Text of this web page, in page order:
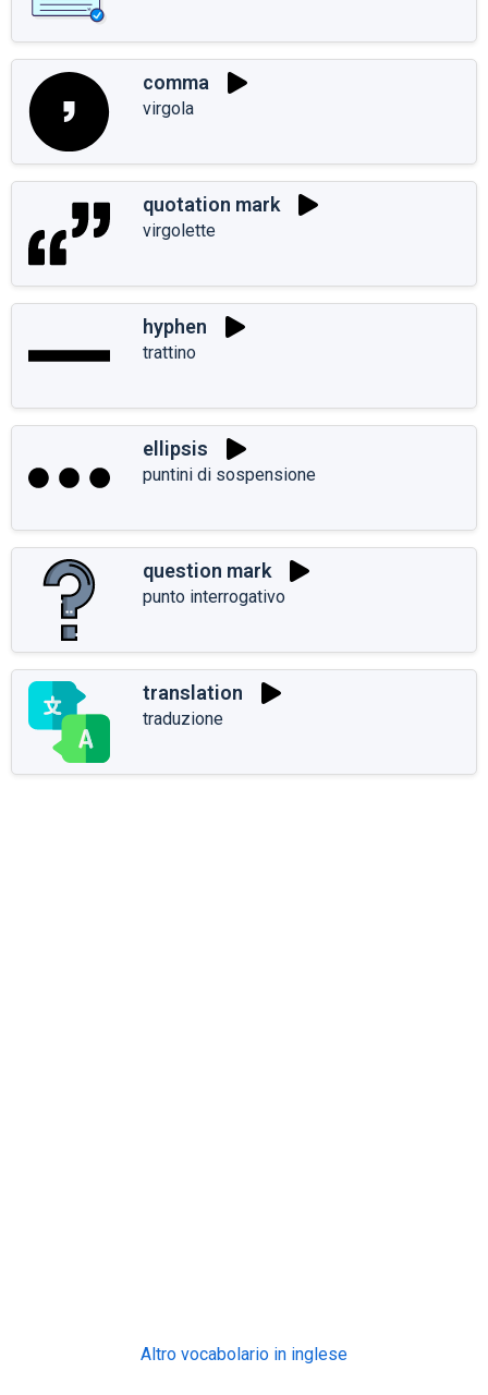
comma
virgola
quotation mark
virgolette
hyphen
trattino
ellipsis
puntini di sospensione
question mark
punto interrogativo
translation
traduzione
Altro vocabolario in inglese